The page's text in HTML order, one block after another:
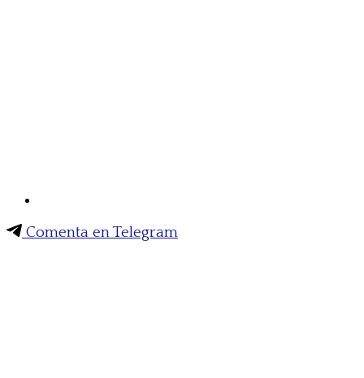
Comenta en Telegram